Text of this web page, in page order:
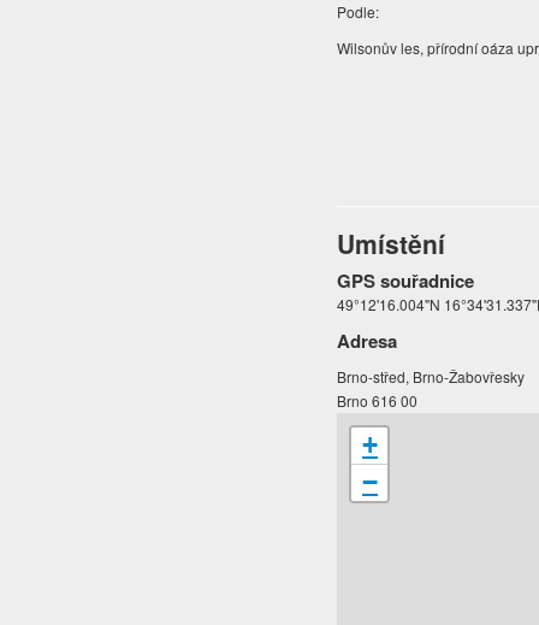
Podle:
Wilsonův les, přírodní oáza
Umístění
GPS souřadnice
49°12'16.004"N
Adresa
Brno-střed, Brno-Žabovřesky
Brno 616 00
+
−